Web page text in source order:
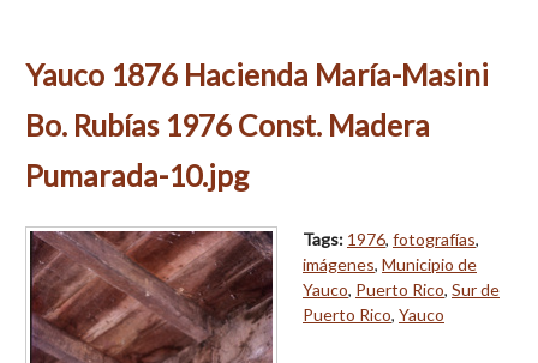
Yauco 1876 Hacienda María-Masini
Bo. Rubías 1976 Const. Madera
Pumarada-10.jpg
Tags: 1976, fotografías,
imágenes, Municipio de
Yauco, Puerto Rico, Sur de
Puerto Rico, Yauco